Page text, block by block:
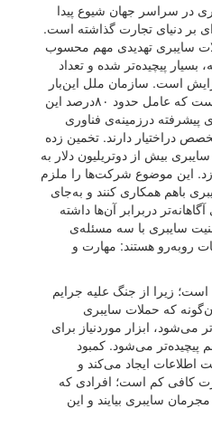
در سراسر جهان شیوع پیدا
بر دنیای تجارت گذاشته‌ است.
سایبری تهدیدی مهم محسوب
پیچیده‌تر شده و تعداد
است. سازمان ملل این‌بار
به‌طور دقیق‌تری تخمین زده است که عامل حدود ۸۰درصد این
درزمینه‌ی فناوری
دراختیار دارند. تخمین زده
۲۰۲۱، جرایم سایبری بیش از دوتریلیون دلار به
این موضوع شرکت‌ها را ملزم
باهم همکاری کنند و به‌جای
دربرابر آن‌ها داشته‌
سایبری با سه مسئله‌ی
رو‌به‌رو هستند: مهارت و
زیرا از جنگ علیه جرایم
که حملات سایبری
می‌شود، ابزار موردنیاز برای
پیچیده‌تر می‌شود. کمبود
ایجاد می‌کند و
کافی کم است؛ افرادی که
مجرمان سایبری بیایند و این